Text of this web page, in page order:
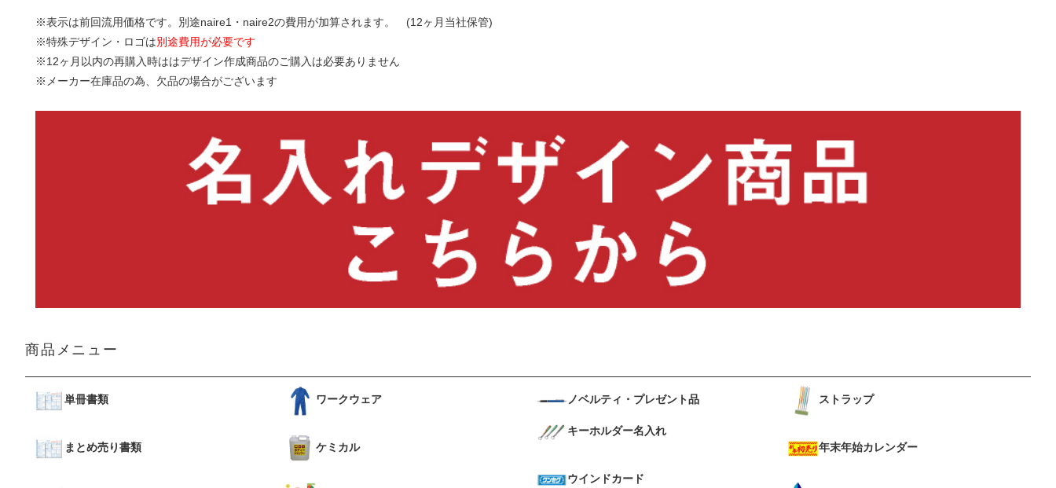
※表示は前回流用価格です。別途naire1・naire2の費用が加算されます。 (12ヶ月当社保管)
※特殊デザイン・ロゴは別途費用が必要です
※12ヶ月以内の再購入時ははデザイン作成商品のご購入は必要ありません
※メーカー在庫品の為、欠品の場合がございます
商品メニュー
単冊書類
まとめ売り書類
ワークウェア
ケミカル
ノベルティ・プレゼント品
キーホルダー名入れ
ウインドカード
ストラップ
年末年始カレンダー